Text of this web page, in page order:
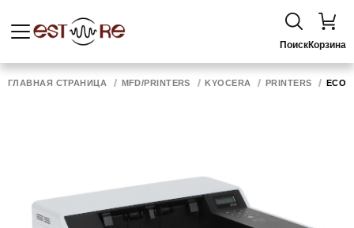
ПоискКорзина
ГЛАВНАЯ СТРАНИЦА MFD/PRINTERS KYOCERA PRINTERS